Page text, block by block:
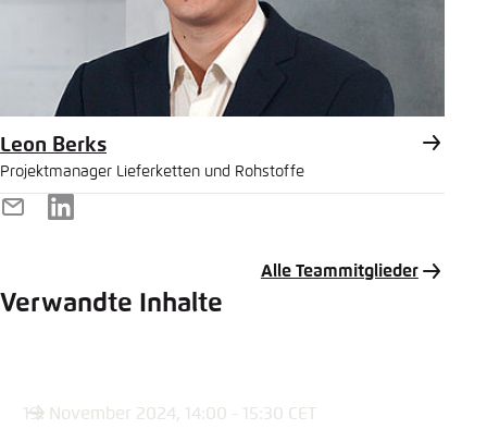
Leon Berks
Projektmanager Lieferketten und Rohstoffe
E-
LinkedIn
Alle Teammitglieder
Verwandte Inhalte
19. November 2024, 14:00 - 15:30 CET